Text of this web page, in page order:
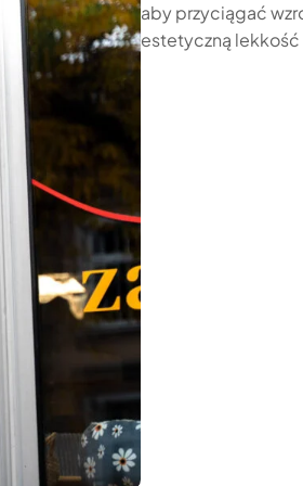
aby przyciągać
estetyczną lekkość